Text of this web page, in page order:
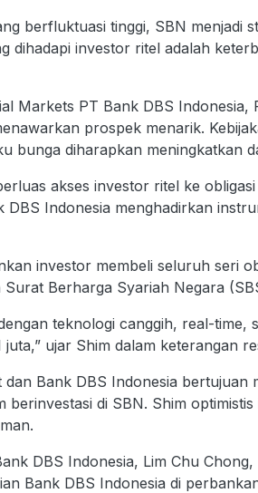
berfluktuasi tinggi, SBN menjadi
dihadapi investor ritel adalah
Markets PT Bank DBS
prospek menarik.
bunga diharapkan meningkatkan
akses investor ritel ke
DBS Indonesia menghadirkan
investor membeli seluruh seri
Berharga Syariah Negara
teknologi canggih, real-time,
juta,” ujar Shim dalam keterangan
dan Bank DBS Indonesia
berinvestasi di SBN. Shim
DBS Indonesia, Lim Chu
Bank DBS Indonesia di